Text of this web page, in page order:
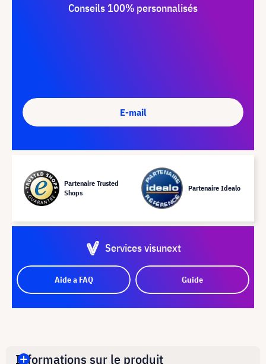
Conseils 100% personnalisés
E-mail
Partenaire Trusted
Shops
Partenaire Idealo
Services visunext
Aide a FAQ Guide
Informations sur le produit